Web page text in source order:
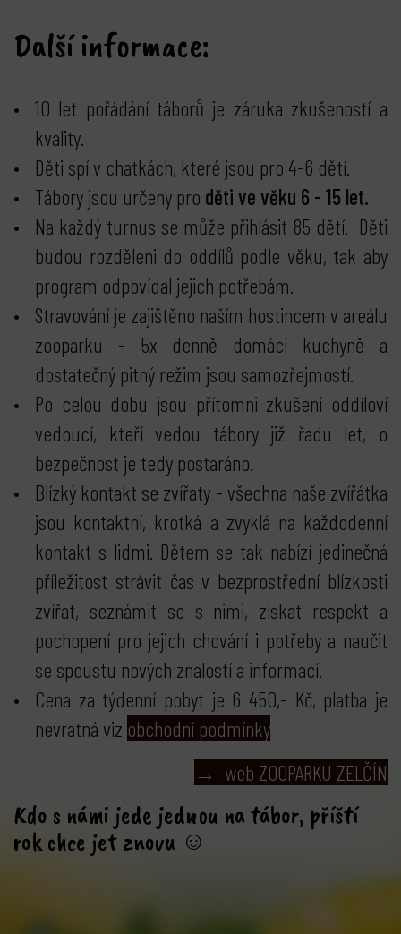
Další informace:
10 let pořádání táborů je záruka zkušeností a
kvality.
Děti spí v chatkách, které jsou pro 4-6 dětí.
Tábory jsou určeny pro děti ve věku 6 - 15 let.
Na každý turnus se může přihlásit 85 dětí. Děti
budou rozděleni do oddílů podle věku, tak aby
program odpovídal jejich potřebám.
Stravování je zajištěno naším hostincem v areálu
zooparku - 5x denně domácí kuchyně a
dostatečný pitný režim jsou samozřejmostí.
Po celou dobu jsou přítomni zkušení oddíloví
vedoucí, kteří vedou tábory již řadu let, o
bezpečnost je tedy postaráno.
Blízký kontakt se zvířaty - všechna naše zvířátka
jsou kontaktní, krotká a zvyklá na každodenní
kontakt s lidmi. Dětem se tak nabízí jedinečná
příležitost strávit čas v bezprostřední blízkosti
zvířat, seznámit se s nimi, získat respekt a
pochopení pro jejich chování i potřeby a naučit
se spoustu nových znalostí a informací.
Cena za týdenní pobyt je 6 450,- Kč, platba je
nevratná viz obchodní podmínky
→ web ZOOPARKU ZELČÍN
Kdo s námi jede jednou na tábor, příští
rok chce jet znovu ☺